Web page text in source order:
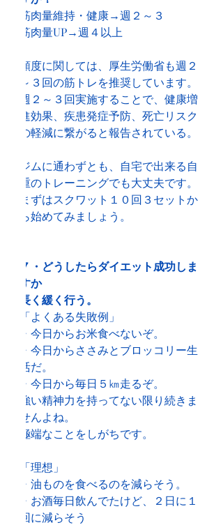
筋肉量維持・健康→週２～３
筋肉量UP→週４以上
頻度に関しては、厚生労働省も週２
～３回の筋トレを推奨しています。
週２～３回実施することで、健康増
進効果、疾患発症予防、死亡リスク
の軽減に繋がると報告されている。
ジムに通わずとも、自宅で出来る自
重のトレーニングでも大丈夫です。
まずはスクワット１０回３セットか
ら始めてみましょう。
７・どうしたらダイエット成功しま
すか
長く緩く行う。
「よくある失敗例」
・今日からお米食べないぞ。
・今日からささみとブロッコリー生
活だ。
・今日から毎日５㎞走るぞ。
強い精神力を持ってない限り続きま
せんよね。
極端なことをしがちです。
「理想」
・油ものを食べるのを減らそう。
・お酒毎日飲んでたけど、２日に１
回に減らそう